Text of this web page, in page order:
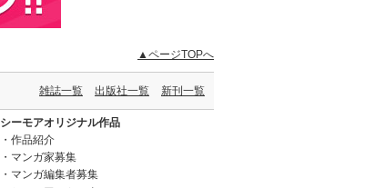
▲ページTOPへ
雑誌一覧 出版社一覧 新刊一覧
シーモアオリジナル作品
作品紹介
マンガ家募集
マンガ編集者募集